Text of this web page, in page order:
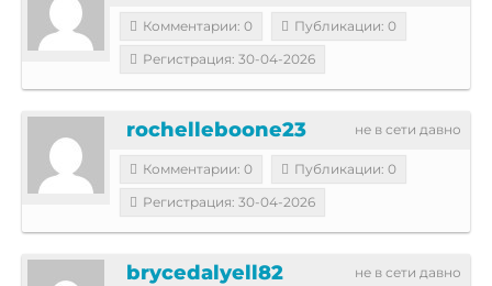
Комментарии: 0
Публикации: 0
Регистрация: 30-04-2026
не в сети давно
rochelleboone23
Комментарии: 0
Публикации: 0
Регистрация: 30-04-2026
не в сети давно
brycedalyell82